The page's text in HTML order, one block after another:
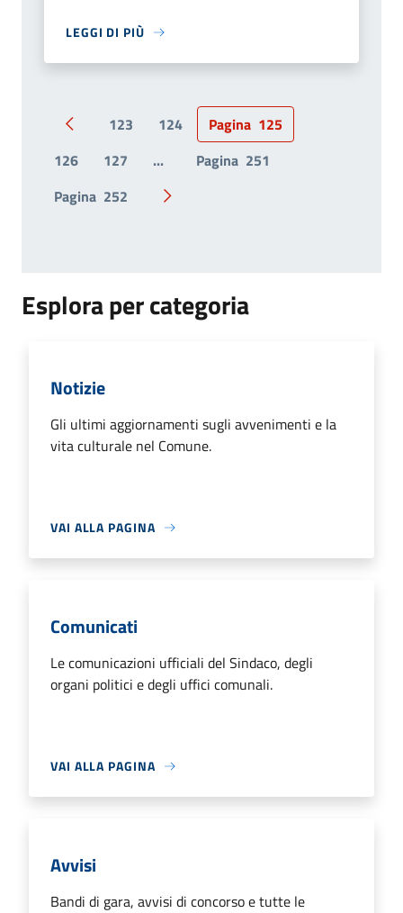
LEGGI DI PIÙ
Pagina precedente
123 124 Pagina 125
126
127 ... Pagina 251
Pagina 252 Pagina successiva
Esplora per categoria
Notizie
Gli ultimi aggiornamenti sugli avvenimenti e la
vita culturale nel Comune.
VAI ALLA PAGINA
Comunicati
Le comunicazioni ufficiali del Sindaco, degli
organi politici e degli uffici comunali.
VAI ALLA PAGINA
Avvisi
Bandi di gara, avvisi di concorso e tutte le